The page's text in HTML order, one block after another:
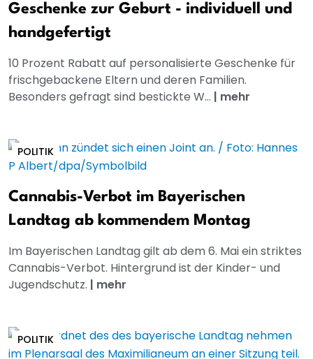
Geschenke zur Geburt - individuell und
handgefertigt
10 Prozent Rabatt auf personalisierte Geschenke für
frischgebackene Eltern und deren Familien.
Besonders gefragt sind bestickte W... | mehr
POLITIK
Cannabis-Verbot im Bayerischen
Landtag ab kommendem Montag
Im Bayerischen Landtag gilt ab dem 6. Mai ein striktes
Cannabis-Verbot. Hintergrund ist der Kinder- und
Jugendschutz. | mehr
POLITIK